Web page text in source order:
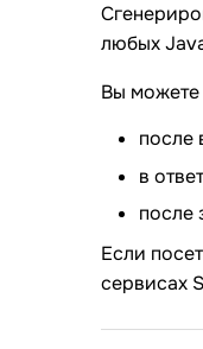
любых
Вы можете
после
в
после
Если
сервисах